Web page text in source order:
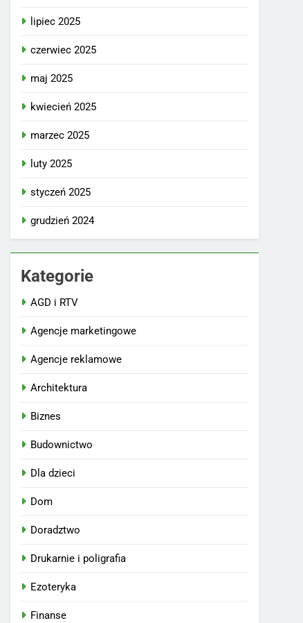
lipiec 2025
czerwiec 2025
maj 2025
kwiecień 2025
marzec 2025
luty 2025
styczeń 2025
grudzień 2024
Kategorie
AGD i RTV
Agencje marketingowe
Agencje reklamowe
Architektura
Biznes
Budownictwo
Dla dzieci
Dom
Doradztwo
Drukarnie i poligrafia
Ezoteryka
Finanse